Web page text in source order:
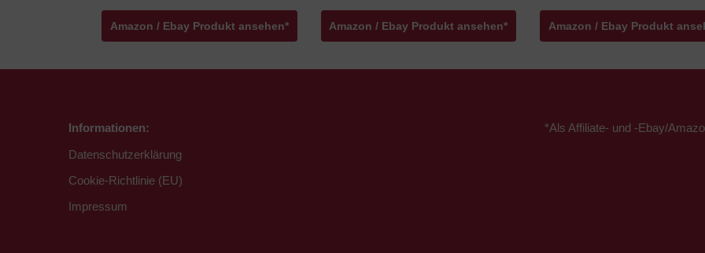
Amazon / Ebay Produkt ansehen* Amazon / Ebay Produkt ansehen* Amazon / Ebay Produkt
Informationen:
Datenschutzerklärung
Cookie-Richtlinie (EU)
Impressum
*Als Affiliate- und -Ebay/